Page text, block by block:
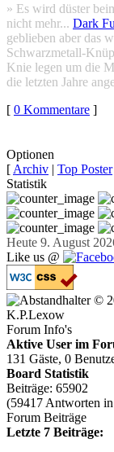
» Es wird düster
nicht mehr... Dark
geblieben aber das
Schwarzmetall-
Knie legen um die
die letzten Jahre
[ 0 Kommentare ]
Optionen
[ Archiv | Top Poster
Statistik
Heute 9. August
Like us @
©
K.P.Lexow
Forum Info's
Aktive User im
131 Gäste, 0
Board Statistik
Beiträge: 65902
(59417 Antworten
Forum Beiträge
Letzte 7 Beiträge: